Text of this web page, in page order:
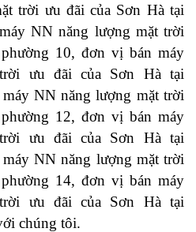
trời ưu đãi của Sơn Hà tại
NN năng lượng mặt trời
10, đơn vị bán máy
ưu đãi của Sơn Hà tại
NN năng lượng mặt trời
12, đơn vị bán máy
ưu đãi của Sơn Hà tại
NN năng lượng mặt trời
14, đơn vị bán máy
ưu đãi của Sơn Hà tại
chúng tôi.